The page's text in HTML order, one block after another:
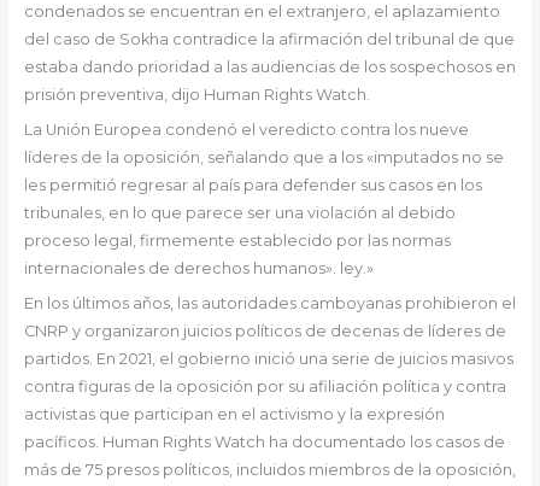
condenados se encuentran en el extranjero, el aplazamiento
del caso de Sokha contradice la afirmación del tribunal de que
estaba dando prioridad a las audiencias de los sospechosos en
prisión preventiva, dijo Human Rights Watch.
La Unión Europea condenó el veredicto contra los nueve
líderes de la oposición, señalando que a los «imputados no se
les permitió regresar al país para defender sus casos en los
tribunales, en lo que parece ser una violación al debido
proceso legal, firmemente establecido por las normas
internacionales de derechos humanos». ley.»
En los últimos años, las autoridades camboyanas prohibieron el
CNRP y organizaron juicios políticos de decenas de líderes de
partidos. En 2021, el gobierno inició una serie de juicios masivos
contra figuras de la oposición por su afiliación política y contra
activistas que participan en el activismo y la expresión
pacíficos. Human Rights Watch ha documentado los casos de
más de 75 presos políticos, incluidos miembros de la oposición,